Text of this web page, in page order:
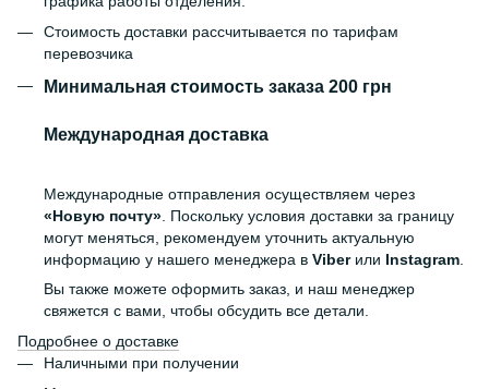
Стоимость доставки рассчитывается по тарифам
перевозчика
Минимальная стоимость заказа 200 грн
Международная доставка
Международные отправления осуществляем через
«Новую почту» . Поскольку условия доставки за границу
могут меняться, рекомендуем уточнить актуальную
информацию у нашего менеджера в Viberили Instagram
Вы также можете оформить заказ, и наш менеджер
свяжется с вами, чтобы обсудить все детали.
Подробнее о доставке
Наличными при получении